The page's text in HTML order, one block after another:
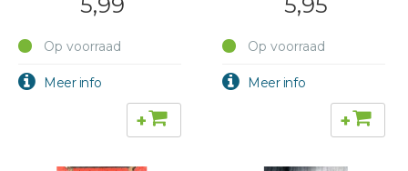
Op voorraad
+
Op voorraad
+